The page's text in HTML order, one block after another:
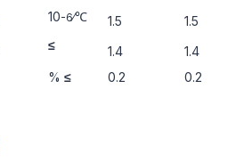
10-6∕℃
≤
1.5
1.5
1.4
1.4
% ≤ 0.2 0.2